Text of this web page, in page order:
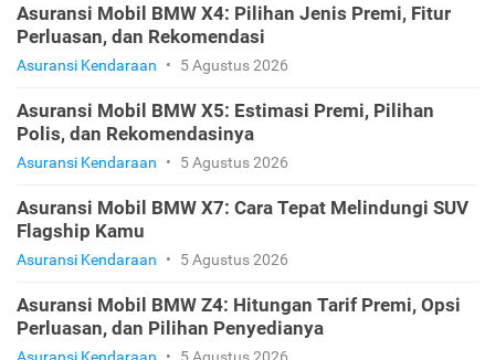
Asuransi Mobil BMW X4: Pilihan Jenis Premi, Fitur
Perluasan, dan Rekomendasi
Asuransi Kendaraan • 5 Agustus 2026
Asuransi Mobil BMW X5: Estimasi Premi, Pilihan
Polis, dan Rekomendasinya
Asuransi Kendaraan • 5 Agustus 2026
Asuransi Mobil BMW X7: Cara Tepat Melindungi SUV
Flagship Kamu
Asuransi Kendaraan • 5 Agustus 2026
Asuransi Mobil BMW Z4: Hitungan Tarif Premi, Opsi
Perluasan, dan Pilihan Penyedianya
Asuransi Kendaraan • 5 Agustus 2026